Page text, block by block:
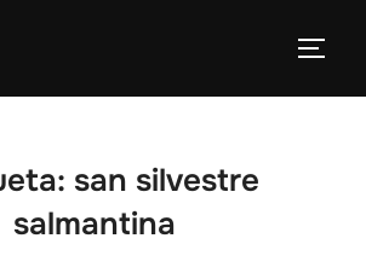
san silvestre
salmantina